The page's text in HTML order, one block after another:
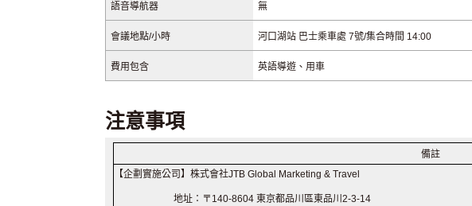
語音導航器 無
會議地點/小時 河口湖站 巴士乘車處 7號/集合時間 14:00
費用包含 英語導遊、用車
注意事項
備註
【企劃實施公司】株式會社JTB Global Marketing & Travel
地址：〒140-8604 東京都品川區東品川2-3-14